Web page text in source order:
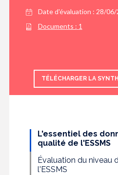
Date d'évaluation : 28/06/
Documents : 1
TÉLÉCHARGER LA
L'essentiel des
qualité de l'ESSMS
Évaluation du niveau
l'ESSMS